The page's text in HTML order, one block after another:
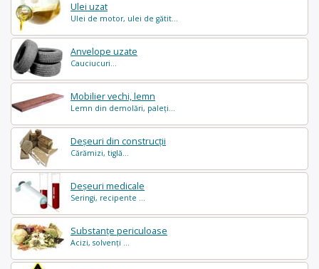
Ulei uzat
Ulei de motor, ulei de gătit...
Anvelope uzate
Cauciucuri...
Mobilier vechi, lemn
Lemn din demolări, paleți...
Deșeuri din construcții
Cărămizi, tiglă...
Deșeuri medicale
Seringi, recipente ...
Substanțe periculoase
Acizi, solvenți ...